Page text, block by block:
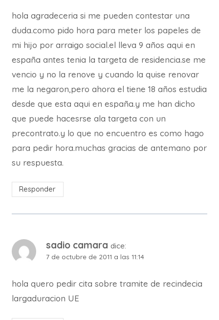
hola agradeceria si me pueden contestar una
duda.como pido hora para meter los papeles de
mi hijo por arraigo social.el lleva 9 años aqui en
españa antes tenia la targeta de residencia.se me
vencio y no la renove y cuando la quise renovar
me la negaron,pero ahora el tiene 18 años estudia
desde que esta aqui en españa.y me han dicho
que puede hacesrse ala targeta con un
precontrato.y lo que no encuentro es como hago
para pedir hora.muchas gracias de antemano por
su respuesta.
Responder
sadio camara dice:
7 de octubre de 2011 a las 11:14
hola quero pedir cita sobre tramite de recindecia
largaduracion UE